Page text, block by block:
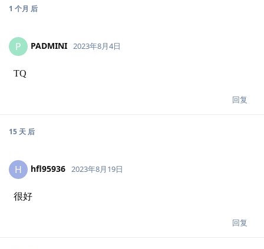
1 个月 后
P PADMINI 2023年8月4日
TQ
回复
15 天 后
H hfl95936 2023年8月19日
很好
回复